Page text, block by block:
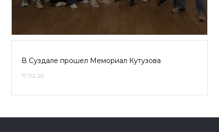
В Суздале прошел Мемориал Кутузова
17.02.25